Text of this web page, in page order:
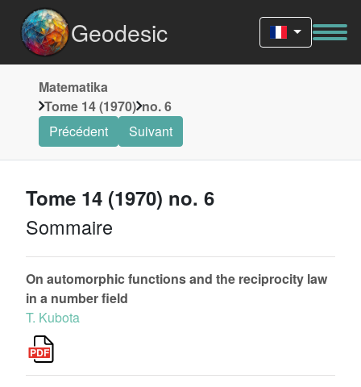
Geodesic
Matematika
Tome 14 (1970) no. 6
Précédent
Suivant
Tome 14 (1970) no. 6
Sommaire
On automorphic functions and the reciprocity law
in a number field
T. Kubota